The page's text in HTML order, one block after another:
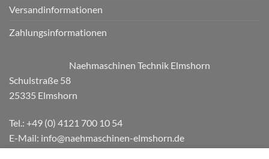
Versandinformationen
Zahlungsinformationen
Naehmaschinen Technik Elmshorn
Schulstraße 58
25335 Elmshorn
Tel.: +49 (0) 4121 700 10 54
E-Mail: info@naehmaschinen-elmshorn.de